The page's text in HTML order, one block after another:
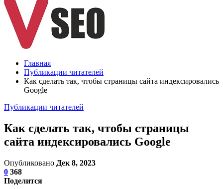
Главная
Публикации читателей
Как сделать так, чтобы страницы сайта индексировались
Google
Публикации читателей
Как сделать так, чтобы страницы
сайта индексировались Google
Опубликовано Дек 8, 2023
0 368
Поделится